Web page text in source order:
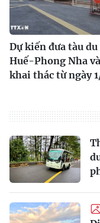
Dự kiến đưa tàu
Huế-Phong Nha
khai thác từ ngày